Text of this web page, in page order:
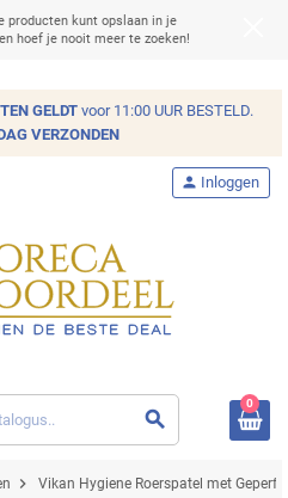
producten kunt opslaan in je
hoef je nooit meer te zoeken!
GELDT voor 11:00 UUR BESTELD.
VERZONDEN
search
person Inloggen
0
chevron_right Vikan Hygiene Roerspatel met